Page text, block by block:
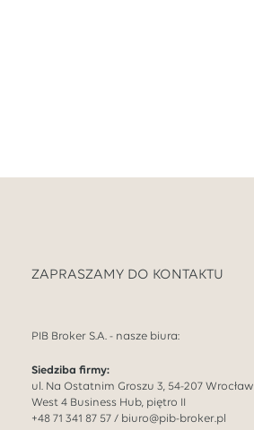
ZAPRASZAMY DO KONTAKTU
PIB Broker S.A. - nasze biura:
Siedziba firmy:
ul. Na Ostatnim Groszu 3, 54-207 Wrocław
West 4 Business Hub, piętro II
+48 71 341 87 57 / biuro@pib-broker.pl